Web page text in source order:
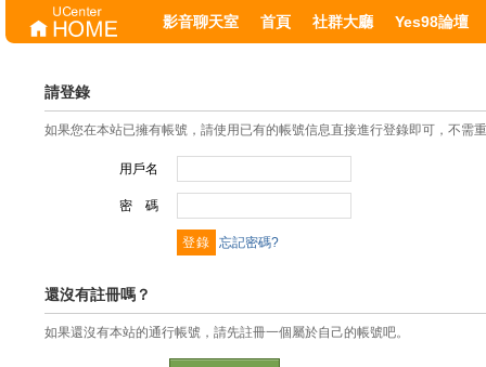
影音聊天室 首頁 社群大廳 Yes98論壇
請登錄
如果您在本站已擁有帳號，請使用已有的帳號信息直接進行登錄即可，不需
用戶名
密 碼
忘記密碼?
還沒有註冊嗎？
如果還沒有本站的通行帳號，請先註冊一個屬於自己的帳號吧。